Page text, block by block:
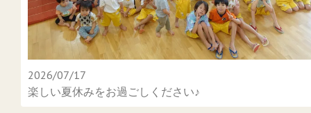
2026/07/17
楽しい夏休みをお過ごしください♪